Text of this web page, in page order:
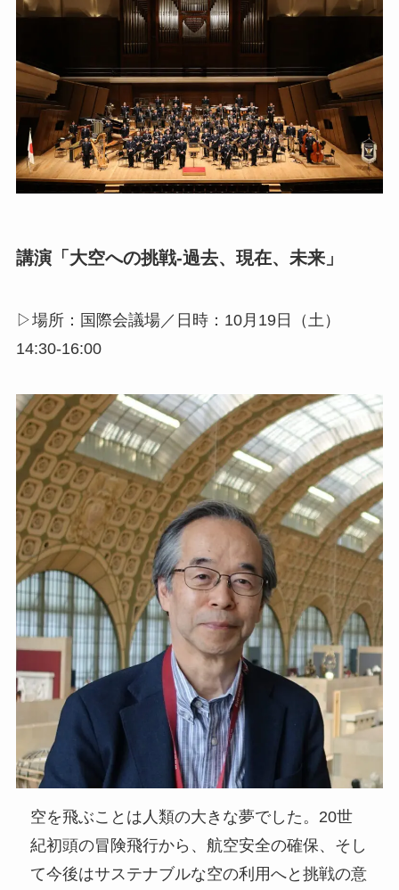
講演「大空への挑戦-過去、現在、未来」
▷場所：国際会議場／日時：10月19日（土）
14:30-16:00
空を飛ぶことは人類の大きな夢でした。20世
紀初頭の冒険飛行から、航空安全の確保、そし
て今後はサステナブルな空の利用へと挑戦の意